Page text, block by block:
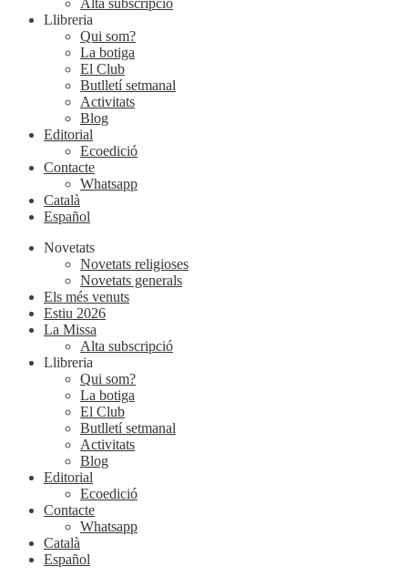
Alta subscripció
Llibreria
Qui som?
La botiga
El Club
Butlletí setmanal
Activitats
Blog
Editorial
Ecoedició
Contacte
Whatsapp
Català
Español
Novetats
Novetats religioses
Novetats generals
Els més venuts
Estiu 2026
La Missa
Alta subscripció
Llibreria
Qui som?
La botiga
El Club
Butlletí setmanal
Activitats
Blog
Editorial
Ecoedició
Contacte
Whatsapp
Català
Español